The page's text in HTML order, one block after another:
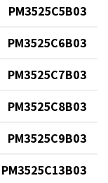
PM3525C5B03
PM3525C6B03
PM3525C7B03
PM3525C8B03
PM3525C9B03
PM3525C13B03